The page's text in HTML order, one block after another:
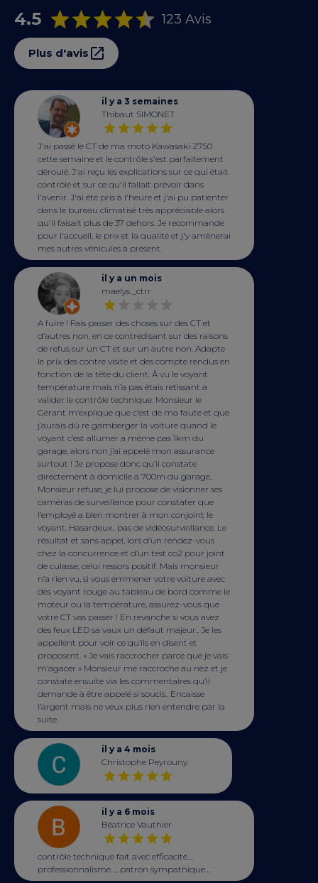
4.5 123 Avis
Plus d'avis
il y a 3 semaines
Thibaut SIMONET
J'ai passé le CT de ma moto Kawasaki Z750
cette semaine et le contrôle s'est parfaitement
déroulé. J'ai reçu les explications sur ce qui était
contrôlé et sur ce qu'il fallait prévoir dans
l'avenir. J'ai été pris à l'heure et j'ai pu patienter
dans le bureau climatisé très appréciable alors
qu'il faisait plus de 37 dehors. Je recommande
pour l'accueil, le prix et la qualité et j'y amènerai
mes autres véhicules à présent.
il y a un mois
maelys _ctrr
A fuire ! Fais passer des choses sur des CT et
d’autres non, en ce contredisant sur des raisons
de refus sur un CT et sur un autre non. Adapte
le prix des contre visite et des compte rendus en
fonction de la tête du client. À vu le voyant
température mais n’a pas étais retissant a
valider le contrôle technique. Monsieur le
Gérant m’explique que c’est de ma faute et que
j’aurais dû re gamberger la voiture quand le
voyant c’est allumer a même pas 1km du
garage, alors non j’ai appelé mon assurance
surtout ! Je propose donc qu’il constate
directement à domicile a 700m du garage,
Monsieur refuse, je lui propose de visionner ses
caméras de surveillance pour constater que
l’employé a bien montrer à mon conjoint le
voyant. Hasardeux.. pas de vidéosurveillance. Le
résultat et sans appel, lors d’un rendez-vous
chez la concurrence et d’un test co2 pour joint
de culasse, celui ressors positif. Mais monsieur
n’a rien vu, si vous emmener votre voiture avec
des voyant rouge au tableau de bord comme le
moteur ou la température, assurez-vous que
votre CT vas passer ! En revanche si vous avez
des feux LED sa vaux un défaut majeur.. Je les
appellent pour voir ce qu’ils en disent et
proposent. « Je vais raccrocher parce que je vais
m’agacer » Monsieur me raccroche au nez et je
constate ensuite via les commentaires qu’il
demande à être appelé si soucis.. Encaisse
l’argent mais ne veux plus rien entendre par la
suite.
il y a 4 mois
Christophe Peyrouny
il y a 6 mois
Béatrice Vauthier
contrôle technique fait avec efficacité....
professionnalisme..... patron sympathique....